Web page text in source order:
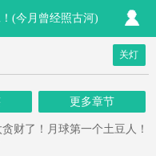
(今月曾经照古河)
关灯
更多章节
财了！月球第一个土豆人！